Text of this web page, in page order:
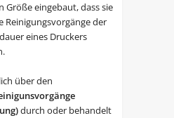
Größe eingebaut, dass sie
Reinigungsvorgänge der
eines Druckers
über den
durch oder behandelt